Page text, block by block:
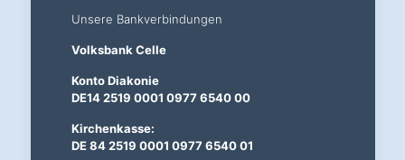
Unsere Bankverbindungen
Volksbank Celle
Konto Diakonie
DE14 2519 0001 0977 6540 00
Kirchenkasse:
DE 84 2519 0001 0977 6540 01